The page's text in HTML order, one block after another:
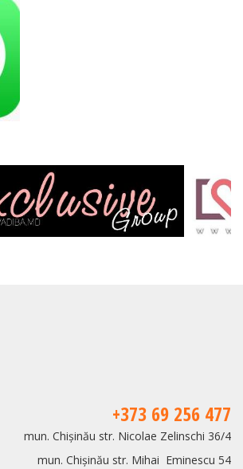
+373 69 256 477
mun. Chișinău str. Nicolae Zelinschi 36/4
mun. Chișinău str. Mihai Eminescu 54